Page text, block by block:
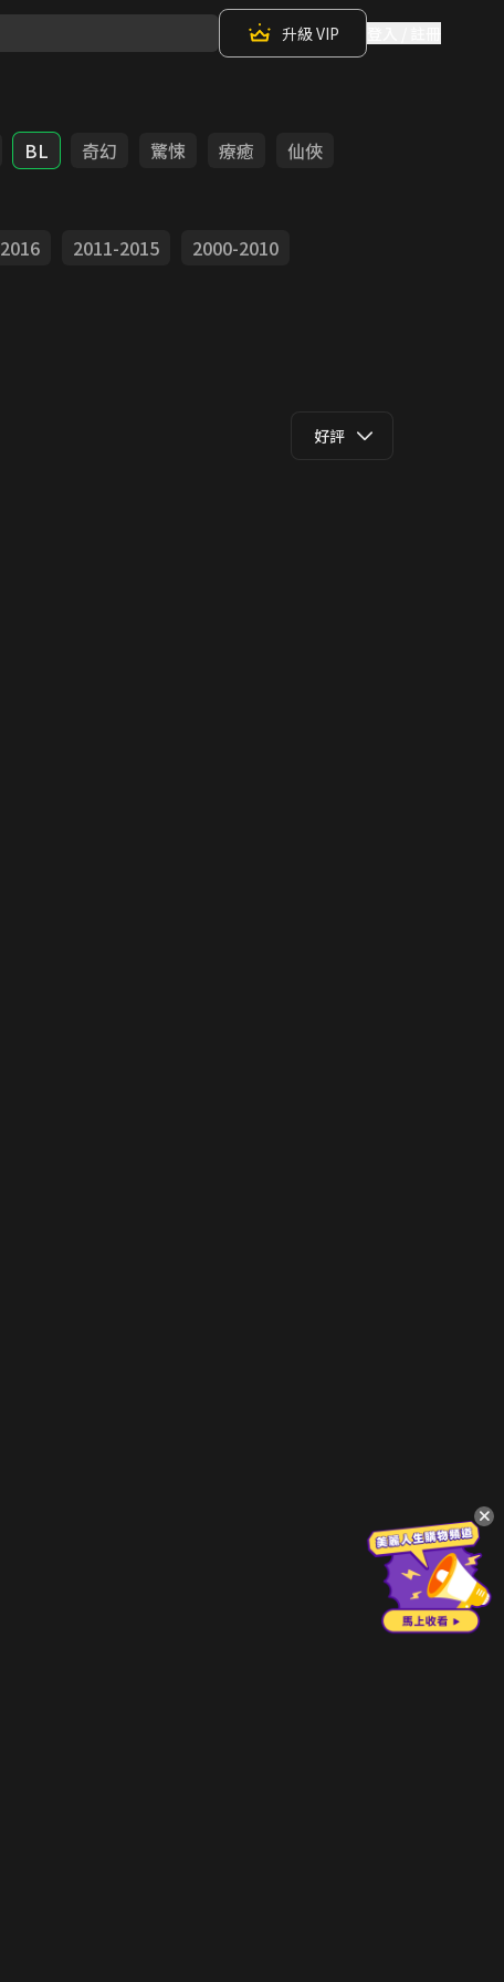
升級 VIP
BL 奇幻 驚悚 療癒
仙俠
2016 2011-2015
2000-2010
好評